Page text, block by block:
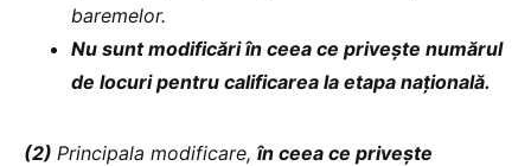
baremelor.
Nu sunt modificări în ceea ce privește numărul
de locuri pentru calificarea la etapa națională.
(2) Principala modificare, în ceea ce privește